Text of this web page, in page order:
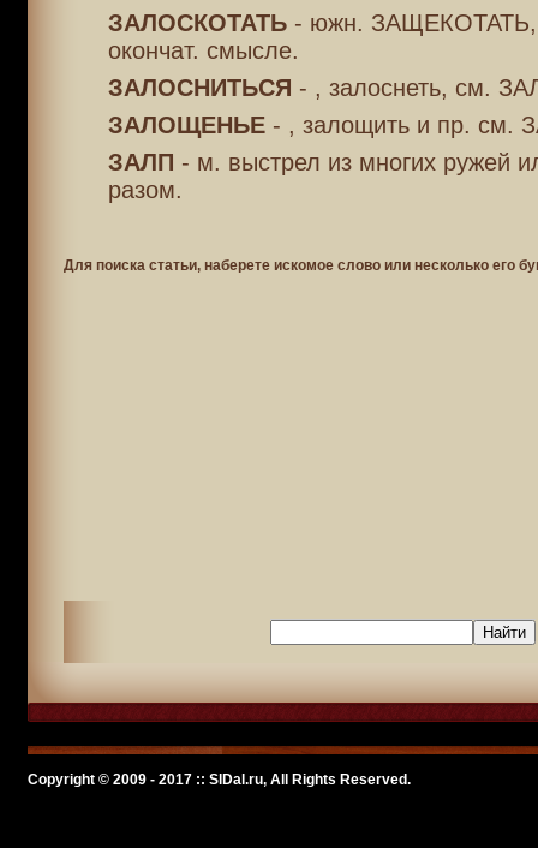
ЗАЛОСКОТАТЬ- южн. ЗАЩЕКОТАТЬ,
окончат. смысле.
ЗАЛОСНИТЬСЯ - , залоснеть, см.
ЗАЛОЩЕНЬЕ- , залощить и пр. см.
ЗАЛП - м. выстрел из многих ружей
разом.
Для поиска статьи, наберете искомое слово или несколько его
Copyright © 2009 - 2017 :: SlDal.ru, All Rights Reserved.